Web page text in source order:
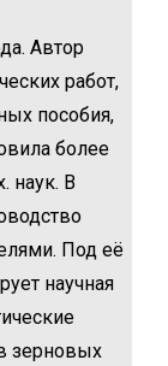
Автор
работ,
пособия,
более
наук. В
Под её
научная
зерновых